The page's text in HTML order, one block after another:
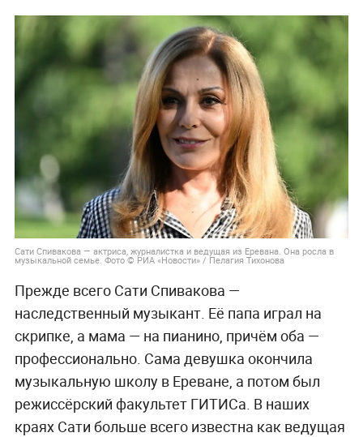
Сати Спивакова — актриса, журналистка и ведущая из Еревана. Она росла в
музыкальной семье. Фото © РИА «Новости» / Пелагия Тихонова
Прежде всего Сати Спивакова —
наследственный музыкант. Её папа играл на
скрипке, а мама — на пианино, причём оба —
профессионально. Сама девушка окончила
музыкальную школу в Ереване, а потом был
режиссёрский факультет ГИТИСа. В наших
краях Сати больше всего известна как ведущая